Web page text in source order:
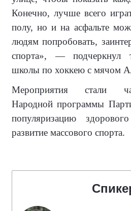
Конечно, лучше всего
полу, но и на асфальте
людям попробовать,
спорта», — подчеркнул
школы по хоккею с мячом
Мероприятия стали
Народной программы
популяризацию
развитие массового спорта.